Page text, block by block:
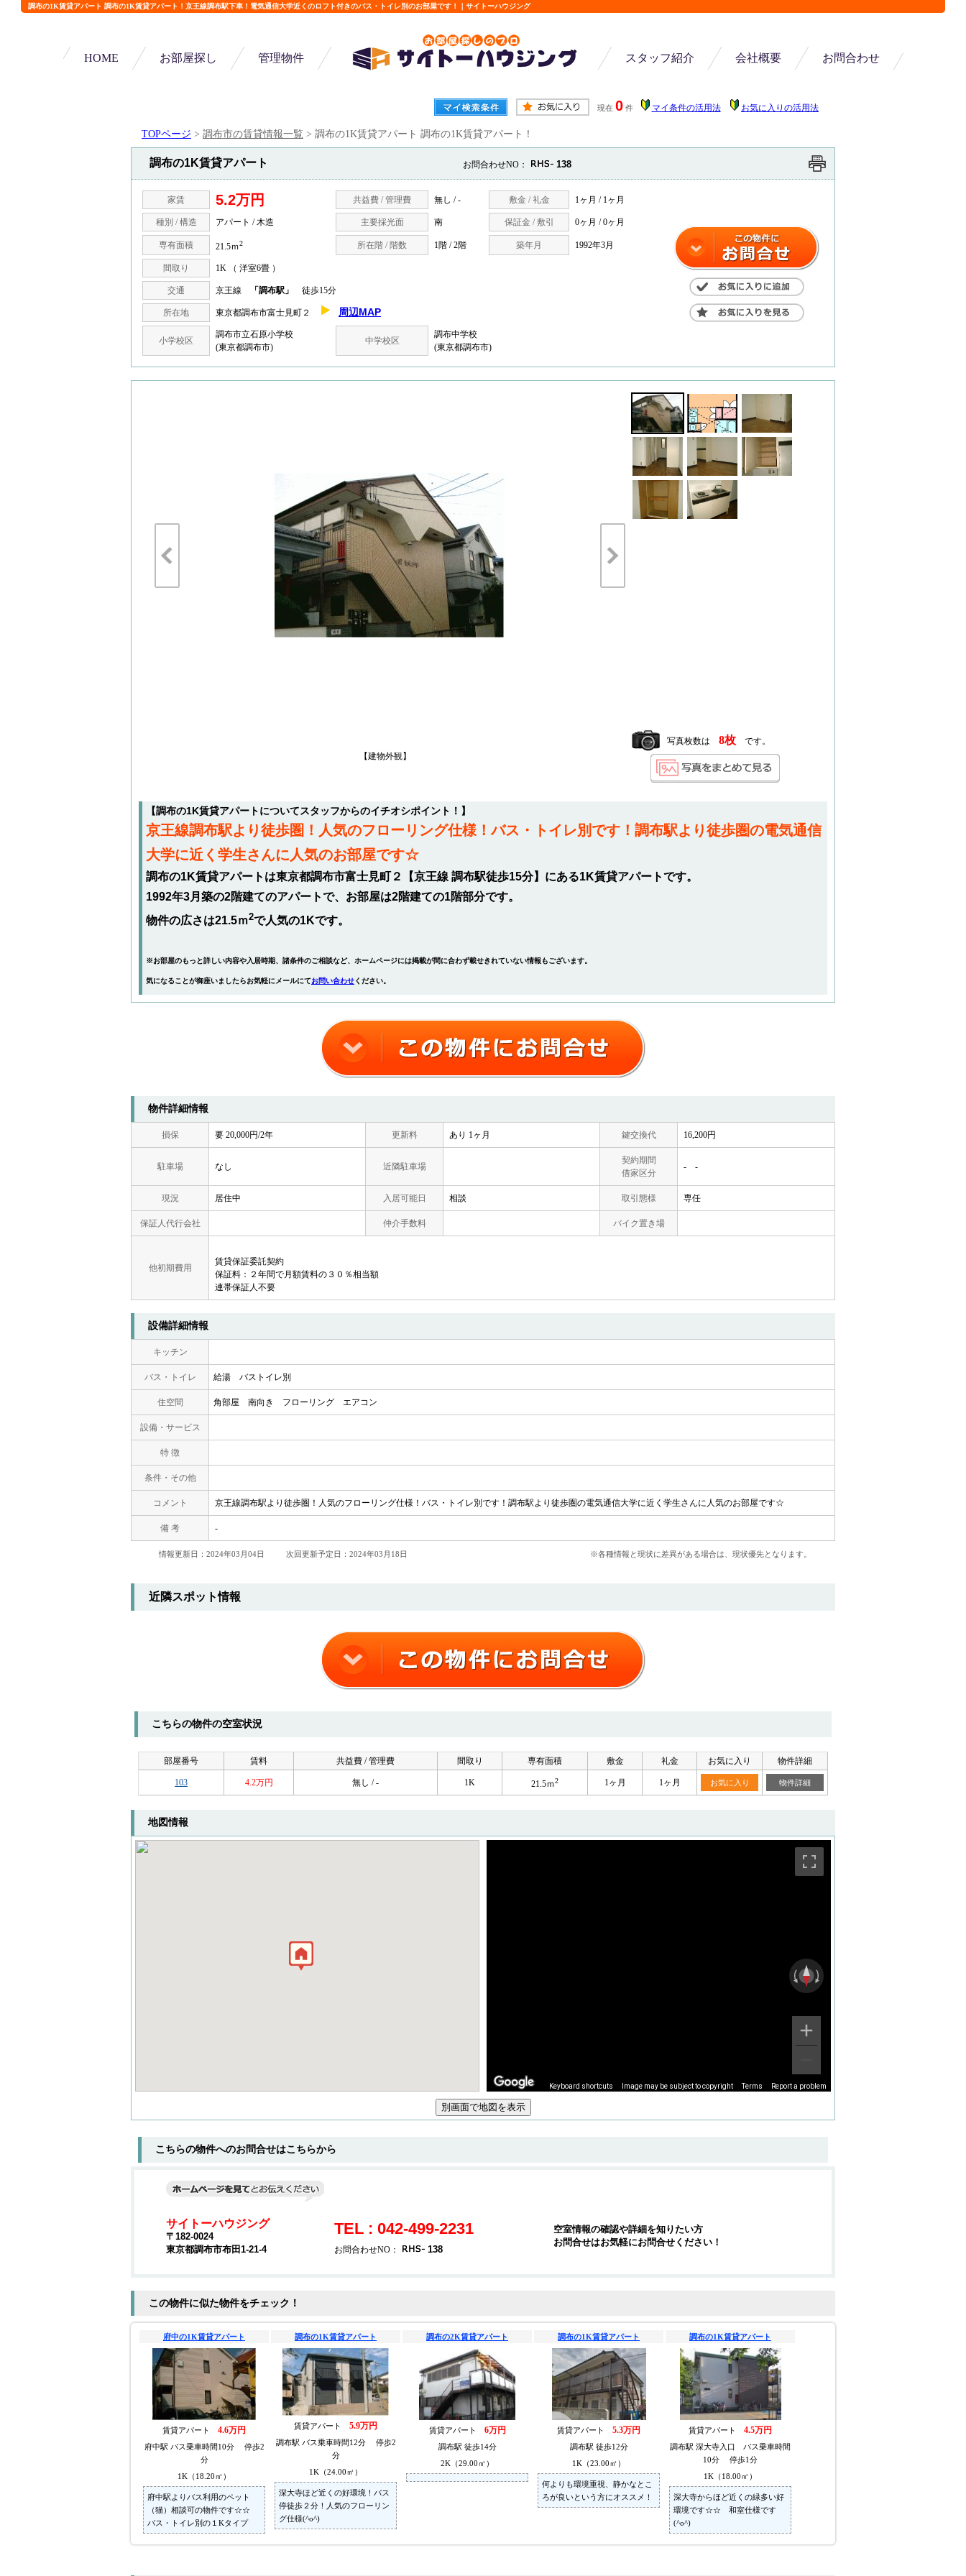
調布の1K賃貸アパート 調布の1K賃貸アパート！京王線調布駅下車！電気通信大学近くのロフト付きのバス・トイレ別のお部屋です！｜サイトーハウジング
HOME お部屋探し 管理物件 スタッフ紹介 会社概要 お問合わせ
現在 0 件 マイ条件の活用法 お気に入りの活用法
TOPページ > 調布市の賃貸情報一覧 > 調布の1K賃貸アパート 調布の1K賃貸アパート！
調布の1K賃貸アパート お問合わせNO： 138
家賃 5.2万円 共益費 / 管理費 無し / - 敷金 / 礼金 1ヶ月 / 1ヶ月
種別 / 構造 アパート / 木造 主要採光面 南 保証金 / 敷引 0ヶ月 / 0ヶ月
専有面積 21.5ｍ2 所在階 / 階数 1階 / 2階 築年月 1992年3月
間取り 1K （ 洋室6畳 ）
交通 京王線 「調布駅」 徒歩15分
所在地 東京都調布市富士見町２ 周辺MAP
小学校区
調布市立石原小学校
(東京都調布市)
中学校区
調布中学校
(東京都調布市)
【建物外観】
写真枚数は 8枚です。
【調布の1K賃貸アパートについてスタッフからのイチオシポイント！】
京王線調布駅より徒歩圏！人気のフローリング仕様！バス・トイレ別です！調布駅より徒歩圏の電気通信
大学に近く学生さんに人気のお部屋です☆
調布の1K賃貸アパートは東京都調布市富士見町２【京王線 調布駅徒歩15分】にある1K賃貸アパートです。
1992年3月築の2階建てのアパートで、お部屋は2階建ての1階部分です。
物件の広さは21.5ｍ2で人気の1Kです。
※お部屋のもっと詳しい内容や入居時期、諸条件のご相談など、ホームページには掲載が間に合わず載せきれていない情報もございます。
気になることが御座いましたらお気軽にメールにてお問い合わせください。
物件詳細情報
損保 要 20,000円/2年 更新料 あり 1ヶ月 鍵交換代 16,200円
駐車場 なし 近隣駐車場
契約期間
借家区分
- -
現況 居住中 入居可能日 相談 取引態様 専任
保証人代行会社 仲介手数料 バイク置き場
他初期費用
賃貸保証委託契約
保証料：２年間で月額賃料の３０％相当額
連帯保証人不要
設備詳細情報
キッチン
バス・トイレ 給湯 バストイレ別
住空間 角部屋 南向き フローリング エアコン
設備・サービス
特 徴
条件・その他
コメント 京王線調布駅より徒歩圏！人気のフローリング仕様！バス・トイレ別です！調布駅より徒歩圏の電気通信大学に近く学生さんに人気のお部屋です☆
備 考 -
情報更新日：2024年03月04日 次回更新予定日：2024年03月18日 ※各種情報と現状に差異がある場合は、現状優先となります。
近隣スポット情報
こちらの物件の空室状況
部屋番号 賃料 共益費 / 管理費 間取り 専有面積 敷金 礼金 お気に入り 物件詳細
103 4.2万円 無し / - 1K 21.5ｍ2 1ヶ月 1ヶ月 お気に入り 物件詳細
地図情報
Keyboard shortcuts Image may be subject to copyright Terms Report a problem
こちらの物件へのお問合せはこちらから
サイトーハウジング
〒182-0024
東京都調布市布田1-21-4
TEL : 042-499-2231
お問合わせNO： 138
空室情報の確認や詳細を知りたい方
お問合せはお気軽にお問合せください！
この物件に似た物件をチェック！
府中の1K賃貸アパート
賃貸アパート 4.6万円
府中駅 バス乗車時間10分 停歩2
分
1K（18.20㎡）
府中駅よりバス利用のペット
（猫）相談可の物件です☆☆
バス・トイレ別の１Kタイプ
調布の1K賃貸アパート
賃貸アパート 5.9万円
調布駅 バス乗車時間12分 停歩2
分
1K（24.00㎡）
深大寺ほど近くの好環境！バス
停徒歩２分！人気のフローリン
グ仕様(^o^)
調布の2K賃貸アパート
賃貸アパート 6万円
調布駅 徒歩14分
2K（29.00㎡）
調布の1K賃貸アパート
賃貸アパート 5.3万円
調布駅 徒歩12分
1K（23.00㎡）
何よりも環境重視、静かなとこ
ろが良いという方にオススメ！
調布の1K賃貸アパート
賃貸アパート 4.5万円
調布駅 深大寺入口 バス乗車時間
10分 停歩1分
1K（18.00㎡）
深大寺からほど近くの緑多い好
環境です☆☆ 和室仕様です
(^o^)